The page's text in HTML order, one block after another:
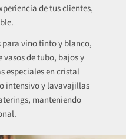
de tus clientes,
para vino tinto y blanco,
de tubo, bajos y
especiales en cristal
intensivo y lavavajillas
manteniendo